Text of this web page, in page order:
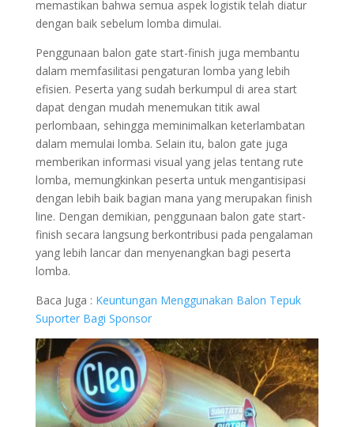
memastikan bahwa semua aspek logistik telah diatur
dengan baik sebelum lomba dimulai.
Penggunaan balon gate start-finish juga membantu
dalam memfasilitasi pengaturan lomba yang lebih
efisien. Peserta yang sudah berkumpul di area start
dapat dengan mudah menemukan titik awal
perlombaan, sehingga meminimalkan keterlambatan
dalam memulai lomba. Selain itu, balon gate juga
memberikan informasi visual yang jelas tentang rute
lomba, memungkinkan peserta untuk mengantisipasi
dengan lebih baik bagian mana yang merupakan finish
line. Dengan demikian, penggunaan balon gate start-
finish secara langsung berkontribusi pada pengalaman
yang lebih lancar dan menyenangkan bagi peserta
lomba.
Baca Juga : Keuntungan Menggunakan Balon Tepuk
Suporter Bagi Sponsor